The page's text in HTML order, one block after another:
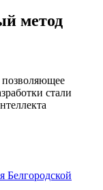
метод
позволяющее
стали
Белгородской